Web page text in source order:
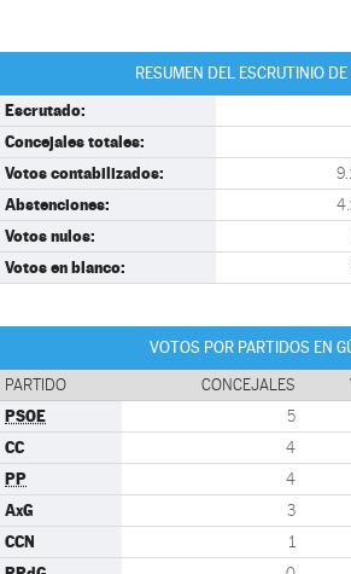
RESUMEN DEL ESCRUTINIO DE
Escrutado:
Concejales totales:
Votos contabilizados:
Abstenciones:
Votos nulos:
Votos en blanco:
VOTOS POR PARTIDOS EN
PARTIDO CONCEJALES
PSOE 5
CC 4
PP 4
AxG 3
CCN 1